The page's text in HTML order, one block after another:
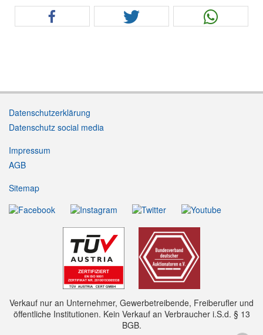
Datenschutzerklärung
Datenschutz social media
Impressum
AGB
Sitemap
Verkauf nur an Unternehmer, Gewerbetreibende, Freiberufler und
öffentliche Institutionen. Kein Verkauf an Verbraucher i.S.d. § 13
BGB.